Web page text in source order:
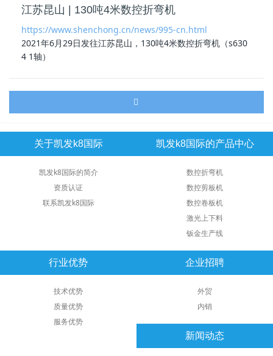
江苏昆山 | 130吨4米数控折弯机
https://www.shenchong.cn/news/995-cn.html
2021年6月29日发往江苏昆山，130吨4米数控折弯机（s630
4 1轴）
关于凯发k8国际
凯发k8国际的简介
资质认证
联系凯发k8国际
凯发k8国际的产品中心
数控折弯机
数控剪板机
数控卷板机
激光上下料
钣金生产线
行业优势
技术优势
质量优势
服务优势
企业招聘
外贸
内销
新闻动态